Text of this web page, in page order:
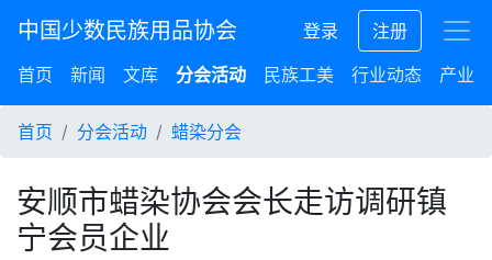
中国少数民族用品协会 登录
注册
首页
新闻 文库 分会活动 民族工美 行业动态 产业
首页 分会活动 蜡染分会
安顺市蜡染协会会长走访调研镇
宁会员企业